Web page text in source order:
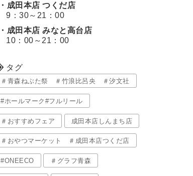
・成田本店 つくだ店
9：30～21：00
・成田本店 みなと高台店
10：00～21：00
タグ
＃青森ねぶた祭 ＃竹浪比呂央 ＃汐文社
#ホールマーク#フルリール
＃おすすめフェア 成田本店しんまち店
＃おやつマーケット ＃成田本店つくだ店
#ONEECO ＃グラフ青森